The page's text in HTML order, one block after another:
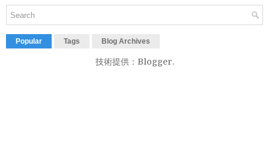
Popular Tags Blog Archives
技術提供： Blogger.